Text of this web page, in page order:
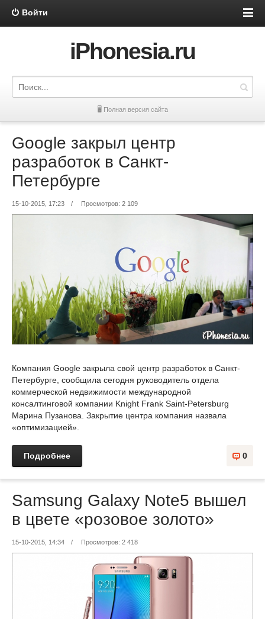
Войти
iPhonesia.ru
🖥 Полная версия сайта
Google закрыл центр
разработок в Санкт-
Петербурге
15-10-2015, 17:23 / Просмотров: 2 109
Компания Google закрыла свой центр разработок в Санкт-
Петербурге, сообщила сегодня руководитель отдела
коммерческой недвижимости международной
консалтинговой компании Knight Frank Saint-Petersburg
Марина Пузанова. Закрытие центра компания назвала
«оптимизацией».
Подробнее 0
Samsung Galaxy Note5 вышел
в цвете «розовое золото»
15-10-2015, 14:34 / Просмотров: 2 418